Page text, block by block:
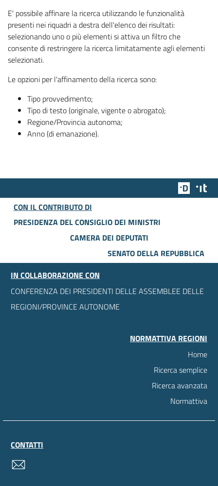
E' possibile affinare la ricerca utilizzando le funzionalità
presenti nei riquadri a destra dell'elenco dei risultati:
selezionando uno o più elementi si attiva un filtro che
consente di restringere la ricerca limitatamente agli elementi
selezionati.
Le opzioni per l'affinamento della ricerca sono:
Tipo provvedimento;
Tipo di testo (originale, vigente o abrogato);
Regione/Provincia autonoma;
Anno (di emanazione).
Team
CON IL CONTRIBUTO DI
PRESIDENZA DEL CONSIGLIO DEI MINISTRI
CAMERA DEI DEPUTATI
SENATO DELLA REPUBBLICA
IN COLLABORAZIONE CON
CONFERENZA DEI PRESIDENTI DELLE ASSEMBLEE DELLE
REGIONI/PROVINCE AUTONOME
NORMATTIVA REGIONI
Home
Ricerca semplice
Ricerca avanzata
Normattiva
CONTATTI